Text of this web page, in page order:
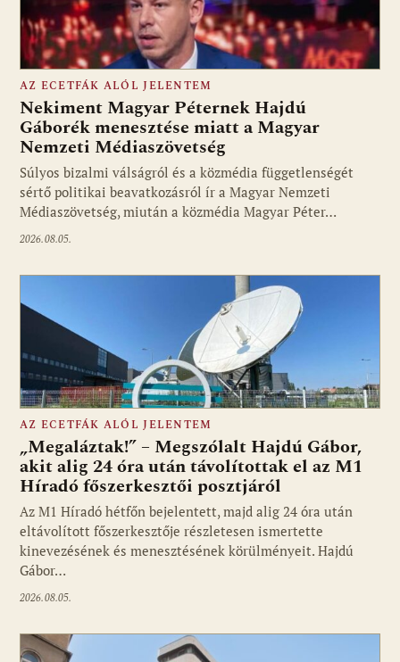
Fotó: media1.hu
AZ ECETFÁK ALÓL JELENTEM
Nekiment Magyar Péternek Hajdú
Gáborék menesztése miatt a Magyar
Nemzeti Médiaszövetség
Súlyos bizalmi válságról és a közmédia függetlenségét
sértő politikai beavatkozásról ír a Magyar Nemzeti
Médiaszövetség, miután a közmédia Magyar Péter…
2026.08.05.
Fotó: media1.hu
AZ ECETFÁK ALÓL JELENTEM
„Megaláztak!” – Megszólalt Hajdú Gábor,
akit alig 24 óra után távolítottak el az M1
Híradó főszerkesztői posztjáról
Az M1 Híradó hétfőn bejelentett, majd alig 24 óra után
eltávolított főszerkesztője részletesen ismertette
kinevezésének és menesztésének körülményeit. Hajdú
Gábor…
2026.08.05.